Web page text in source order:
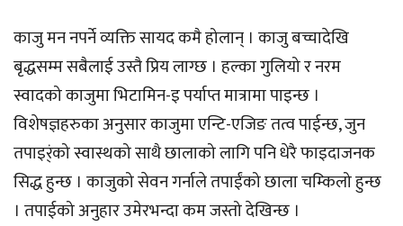
काजु मन नपर्ने व्यक्ति सायद कमै होलान् । काजु बच्चादेखि
बृद्धसम्म सबैलाई उस्तै प्रिय लाग्छ । हल्का गुलियो र नरम
स्वादको काजुमा भिटामिन-इ पर्याप्त मात्रामा पाइन्छ ।
विशेषज्ञहरुका अनुसार काजुमा एन्टि-एजिङ तत्व पाईन्छ, जुन
तपाइर्ंको स्वास्थको साथै छालाको लागि पनि धेरै फाइदाजनक
सिद्ध हुन्छ । काजुको सेवन गर्नाले तपाईंको छाला चम्किलो हुन्छ
। तपाईको अनुहार उमेरभन्दा कम जस्तो देखिन्छ ।